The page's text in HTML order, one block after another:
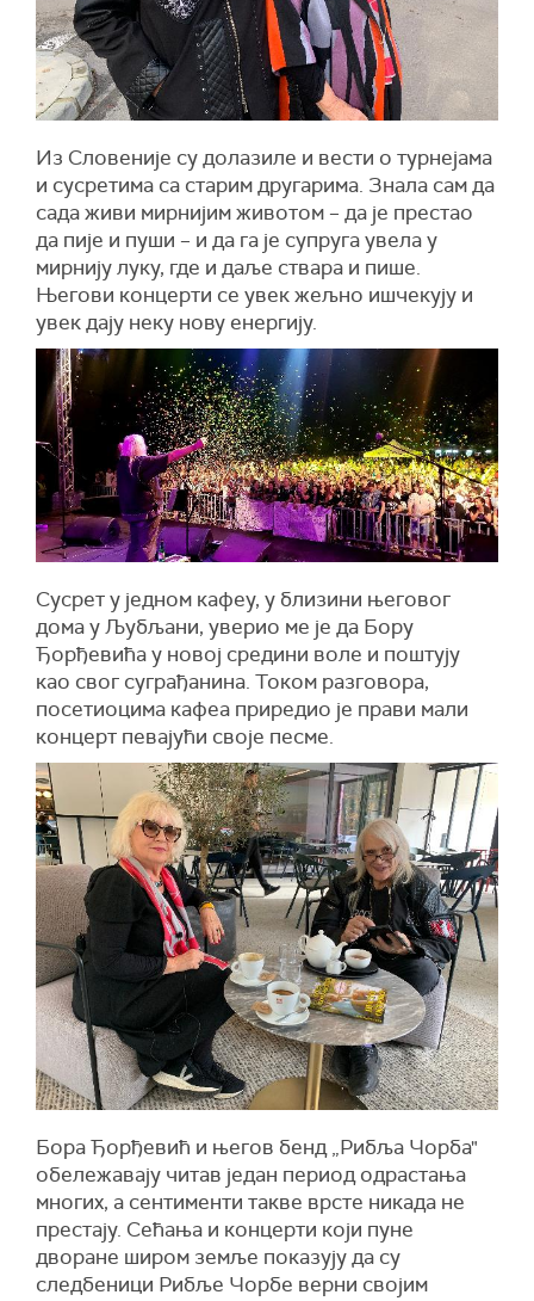
Из Словеније су долазиле и вести о турнејама
и сусретима са старим другарима. Знала сам да
сада живи мирнијим животом – да је престао
да пије и пуши – и да га је супруга увела у
мирнију луку, где и даље ствара и пише.
Његови концерти се увек жељно ишчекују и
увек дају неку нову енергију.
Сусрет у једном кафеу, у близини његовог
дома у Љубљани, уверио ме је да Бору
Ђорђевића у новој средини воле и поштују
као свог суграђанина. Током разговора,
посетиоцима кафеа приредио је прави мали
концерт певајући своје песме.
Бора Ђорђевић и његов бенд „Рибља Чорба"
обележавају читав један период одрастања
многих, а сентименти такве врсте никада не
престају. Сећања и концерти који пуне
дворане широм земље показују да су
следбеници Рибље Чорбе верни својим